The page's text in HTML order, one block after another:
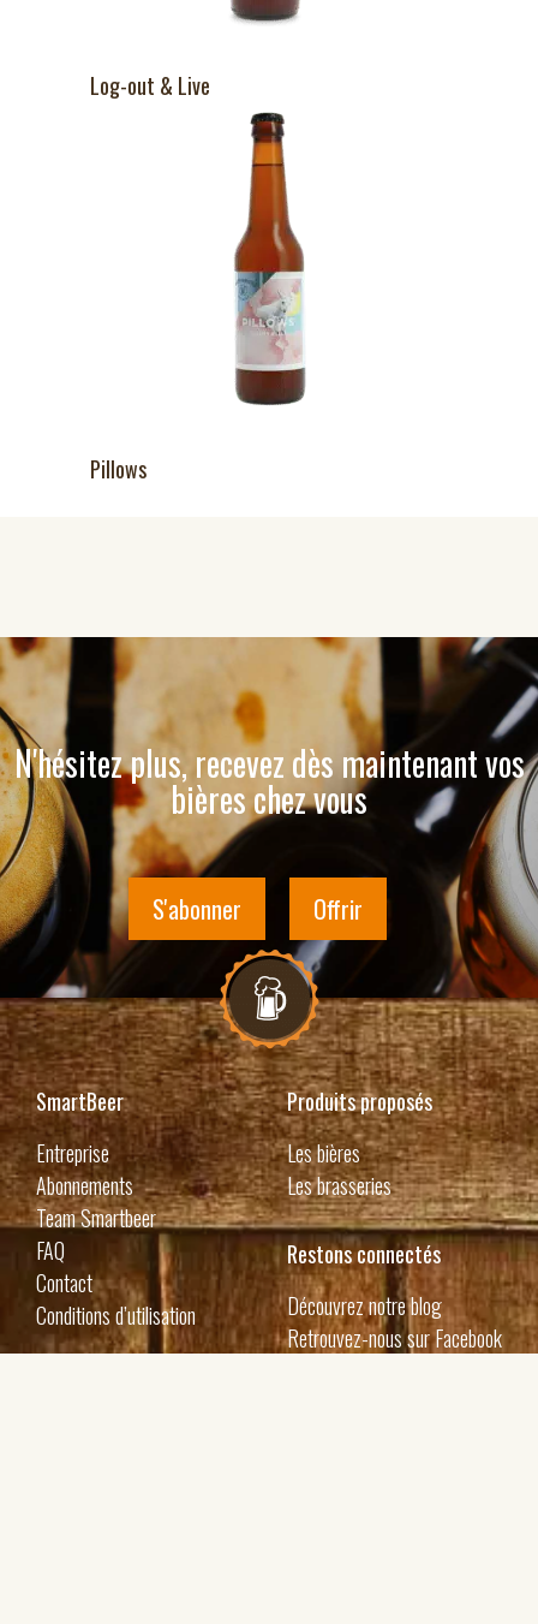
Log-out & Live
Pillows
N'hésitez plus, recevez dès maintenant vos
bières chez vous
S'abonner Offrir
SmartBeer
Entreprise
Abonnements
Team Smartbeer
FAQ
Contact
Conditions d’utilisation
Produits proposés
Les bières
Les brasseries
Restons connectés
Découvrez notre blog
Retrouvez-nous sur Facebook